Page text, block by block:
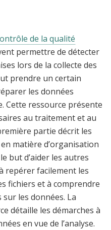
de la qualité
permettre de détecter
lors de la collecte des
prendre un certain
les données
Cette ressource présente
au traitement et au
partie décrit les
matière d’organisation
but d’aider les autres
repérer facilement les
fichiers et à comprendre
les données. La
détaille les démarches à
en vue de l’analyse.